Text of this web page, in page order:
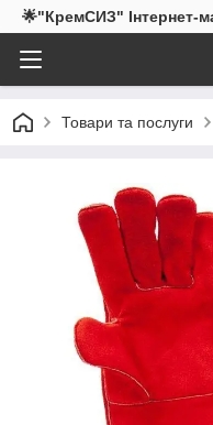
🌟"КремСИЗ" Інтернет-
Товари та послуги